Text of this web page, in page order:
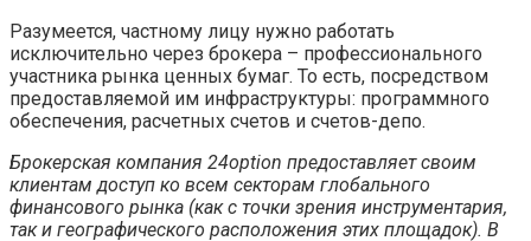
Разумеется, частному лицу нужно работать
исключительно через брокера – профессионального
участника рынка ценных бумаг. То есть, посредством
предоставляемой им инфраструктуры: программного
обеспечения, расчетных счетов и счетов-депо.
Брокерская компания 24option предоставляет своим
клиентам доступ ко всем секторам глобального
финансового рынка (как с точки зрения инструментария,
так и географического расположения этих площадок). В